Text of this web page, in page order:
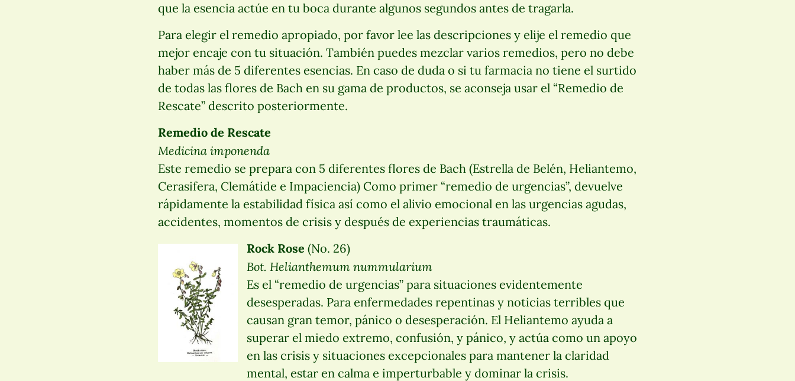
que la esencia actúe en tu boca durante algunos segundos antes de tragarla.
Para elegir el remedio apropiado, por favor lee las descripciones y elije el remedio que
mejor encaje con tu situación. También puedes mezclar varios remedios, pero no debe
haber más de 5 diferentes esencias. En caso de duda o si tu farmacia no tiene el surtido
de todas las flores de Bach en su gama de productos, se aconseja usar el “Remedio de
Rescate” descrito posteriormente.
Remedio de Rescate
Medicina imponenda
Este remedio se prepara con 5 diferentes flores de Bach (Estrella de Belén, Heliantemo,
Cerasifera, Clemátide e Impaciencia) Como primer “remedio de urgencias”, devuelve
rápidamente la estabilidad física así como el alivio emocional en las urgencias agudas,
accidentes, momentos de crisis y después de experiencias traumáticas.
Rock Rose (No. 26)
Bot. Helianthemum nummularium
Es el “remedio de urgencias” para situaciones evidentemente
desesperadas. Para enfermedades repentinas y noticias terribles que
causan gran temor, pánico o desesperación. El Heliantemo ayuda a
superar el miedo extremo, confusión, y pánico, y actúa como un apoyo
en las crisis y situaciones excepcionales para mantener la claridad
mental, estar en calma e imperturbable y dominar la crisis.